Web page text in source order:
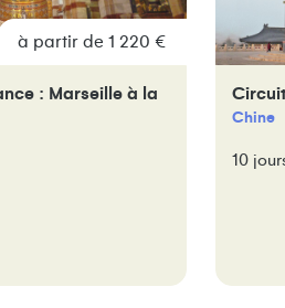
à partir de 1 220 €
: Marseille à la
Chine
10